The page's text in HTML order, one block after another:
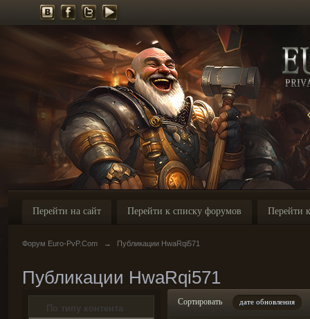
Перейти на сайт Перейти к списку форумов Перейти
Форум Euro-PvP.Com → Публикации HwaRqi571
Публикации HwaRqi571
По типу контента
Сортировать дате обновления